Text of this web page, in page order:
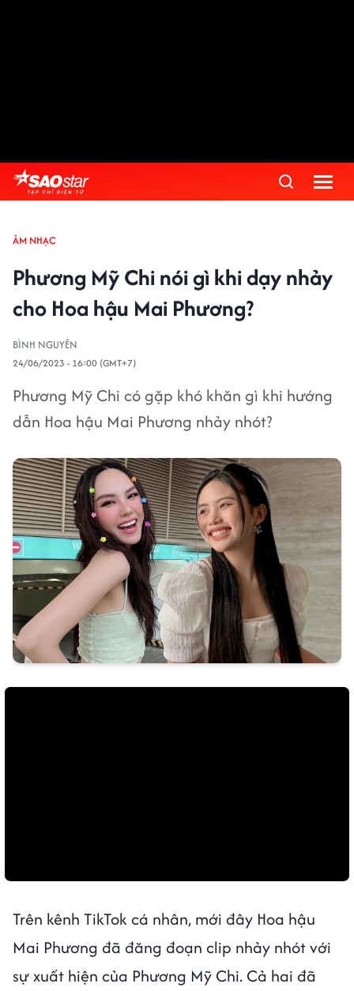
ÂM NHẠC
Phương Mỹ Chi nói gì khi dạy nhảy
cho Hoa hậu Mai Phương?
BÌNH NGUYÊN
24/06/2023 - 16:00 (GMT+7)
Phương Mỹ Chi có gặp khó khăn gì khi hướng
dẫn Hoa hậu Mai Phương nhảy nhót?
Trên kênh TikTok cá nhân, mới đây Hoa hậu
Mai Phương đã đăng đoạn clip nhảy nhót với
sự xuất hiện của Phương Mỹ Chi. Cả hai đã